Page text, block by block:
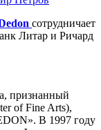
сотрудничает
Литар и Ричард
признанный
of Fine Arts),
В 1997 году